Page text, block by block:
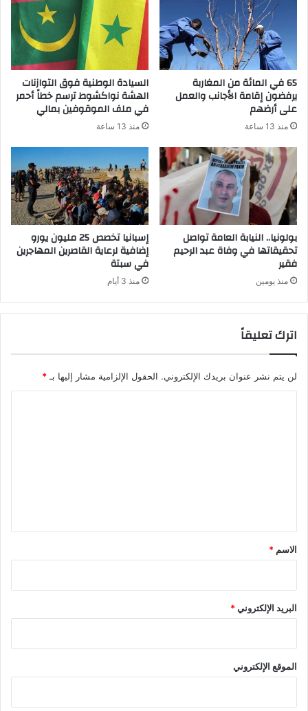
65 في المائة من المغاربة
يرفضون إقامة الأجانب والعمل
على أرضهم
منذ 13 ساعة
السيادة الوطنية فوق التوازنات
الهشة نواكشوط ترسم خطاً أحمر
في ملف الموقوفين بمالي
منذ 13 ساعة
بولونيا.. النيابة العامة تواصل
تحقيقاتها في وفاة عبد الرحيم
فقير
منذ يومين
إسبانيا تخصص 25 مليون يورو
إضافية لرعاية القاصرين المهاجرين
في سبتة
منذ 3 أيام
اترك تعليقاً
لن يتم نشر عنوان بريدك الإلكتروني. الحقول الإلزامية مشار إليها بـ *
*
الاسم *
البريد الإلكتروني*
الموقع الإلكتروني